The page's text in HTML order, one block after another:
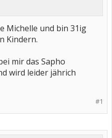
Michelle und bin 31ig
Kindern.
mir das Sapho
wird leider jährich
#1